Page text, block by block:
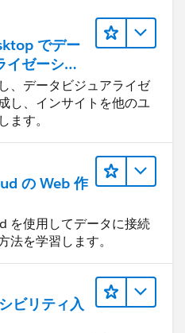
でデー
イゼーショ
、データビジュアライゼ
し、インサイトを他のユ
ます。
の Web 作
を使用してデータに接続
法を学習します。
ビリティ入